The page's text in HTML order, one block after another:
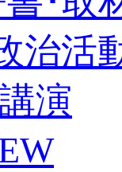
治活
演